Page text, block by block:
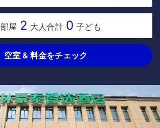
部屋 2 大人合計 0 子ども
空室 & 料金をチェック